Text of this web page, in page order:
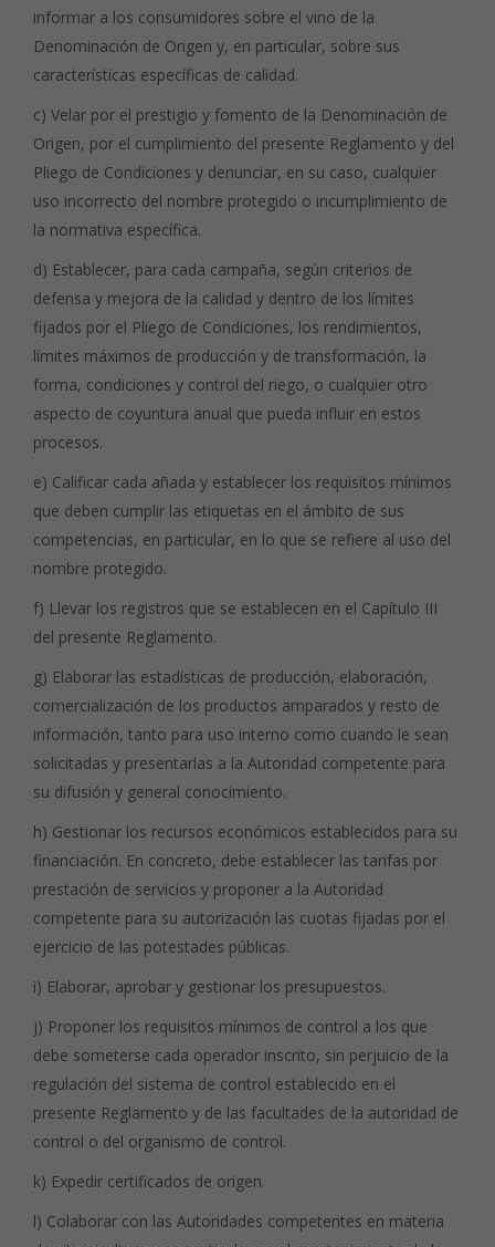
informar a los consumidores sobre el vino de la
Denominación de Origen y, en particular, sobre sus
características específicas de calidad.
c) Velar por el prestigio y fomento de la Denominación de
Origen, por el cumplimiento del presente Reglamento y del
Pliego de Condiciones y denunciar, en su caso, cualquier
uso incorrecto del nombre protegido o incumplimiento de
la normativa específica.
d) Establecer, para cada campaña, según criterios de
defensa y mejora de la calidad y dentro de los límites
fijados por el Pliego de Condiciones, los rendimientos,
límites máximos de producción y de transformación, la
forma, condiciones y control del riego, o cualquier otro
aspecto de coyuntura anual que pueda influir en estos
procesos.
e) Calificar cada añada y establecer los requisitos mínimos
que deben cumplir las etiquetas en el ámbito de sus
competencias, en particular, en lo que se refiere al uso del
nombre protegido.
f) Llevar los registros que se establecen en el Capítulo III
del presente Reglamento.
g) Elaborar las estadísticas de producción, elaboración,
comercialización de los productos amparados y resto de
información, tanto para uso interno como cuando le sean
solicitadas y presentarlas a la Autoridad competente para
su difusión y general conocimiento.
h) Gestionar los recursos económicos establecidos para su
financiación. En concreto, debe establecer las tarifas por
prestación de servicios y proponer a la Autoridad
competente para su autorización las cuotas fijadas por el
ejercicio de las potestades públicas.
i) Elaborar, aprobar y gestionar los presupuestos.
j) Proponer los requisitos mínimos de control a los que
debe someterse cada operador inscrito, sin perjuicio de la
regulación del sistema de control establecido en el
presente Reglamento y de las facultades de la autoridad de
control o del organismo de control.
k) Expedir certificados de origen.
l) Colaborar con las Autoridades competentes en materia